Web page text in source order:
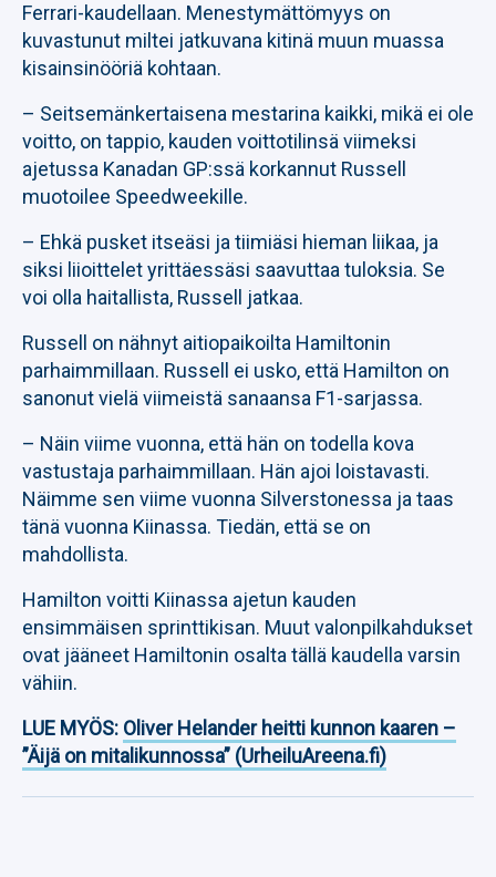
Ferrari-kaudellaan. Menestymättömyys on
kuvastunut miltei jatkuvana kitinä muun muassa
kisainsinööriä kohtaan.
– Seitsemänkertaisena mestarina kaikki, mikä ei ole
voitto, on tappio, kauden voittotilinsä viimeksi
ajetussa Kanadan GP:ssä korkannut Russell
muotoilee Speedweekille.
– Ehkä pusket itseäsi ja tiimiäsi hieman liikaa, ja
siksi liioittelet yrittäessäsi saavuttaa tuloksia. Se
voi olla haitallista, Russell jatkaa.
Russell on nähnyt aitiopaikoilta Hamiltonin
parhaimmillaan. Russell ei usko, että Hamilton on
sanonut vielä viimeistä sanaansa F1-sarjassa.
– Näin viime vuonna, että hän on todella kova
vastustaja parhaimmillaan. Hän ajoi loistavasti.
Näimme sen viime vuonna Silverstonessa ja taas
tänä vuonna Kiinassa. Tiedän, että se on
mahdollista.
Hamilton voitti Kiinassa ajetun kauden
ensimmäisen sprinttikisan. Muut valonpilkahdukset
ovat jääneet Hamiltonin osalta tällä kaudella varsin
vähiin.
LUE MYÖS: Oliver Helander heitti kunnon kaaren –
”Äijä on mitalikunnossa” (UrheiluAreena.fi)